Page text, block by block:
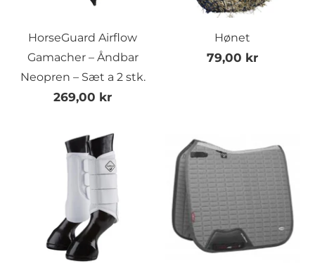
HorseGuard Airflow
Gamacher – Åndbar
Neopren – Sæt a 2 stk.
269,00 kr
Hønet
79,00 kr